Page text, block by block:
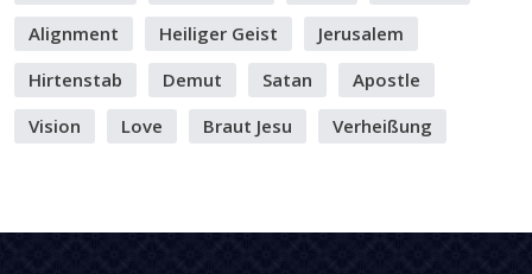
Alignment
Heiliger Geist
Jerusalem
Hirtenstab
Demut Satan
Apostle
Vision
Love Braut Jesu Verheißung